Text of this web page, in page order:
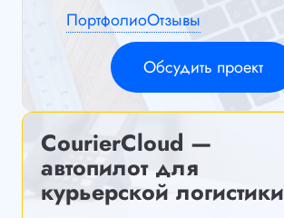
ПортфолиоОтзывы
Обсудить проект
CourierCloud —
автопилот для
курьерской логистики